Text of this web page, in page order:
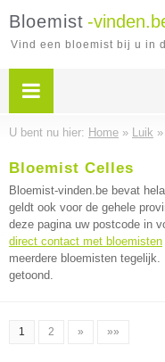
Bloemist -
Vind een bloemist bij u in
U bent nu hier: Home » Luik »
Bloemist Celles
Bloemist-vinden.be bevat
geldt ook voor de gehele
deze pagina uw postcode in
direct contact met bloemisten
meerdere bloemisten
getoond.
1 2 » »»